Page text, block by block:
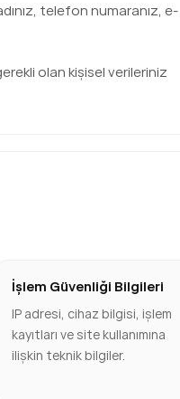
telefon numaranız, e-
olan kişisel verileriniz
İşlem Güvenliği Bilgileri
IP adresi, cihaz bilgisi, işlem
kayıtları ve site kullanımına
ilişkin teknik bilgiler.